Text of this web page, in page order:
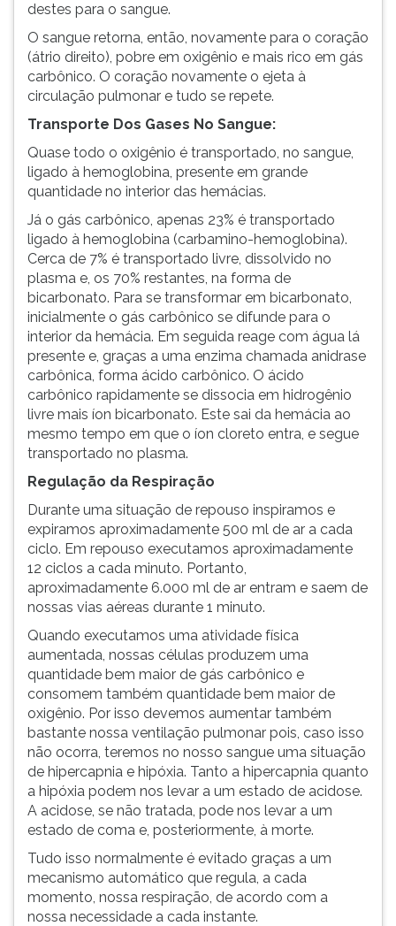
destes para o sangue.
O sangue retorna, então, novamente para o coração
(átrio direito), pobre em oxigênio e mais rico em gás
carbônico. O coração novamente o ejeta à
circulação pulmonar e tudo se repete.
Transporte Dos Gases No Sangue:
Quase todo o oxigênio é transportado, no sangue,
ligado à hemoglobina, presente em grande
quantidade no interior das hemácias.
Já o gás carbônico, apenas 23% é transportado
ligado à hemoglobina (carbamino-hemoglobina).
Cerca de 7% é transportado livre, dissolvido no
plasma e, os 70% restantes, na forma de
bicarbonato. Para se transformar em bicarbonato,
inicialmente o gás carbônico se difunde para o
interior da hemácia. Em seguida reage com água lá
presente e, graças a uma enzima chamada anidrase
carbônica, forma ácido carbônico. O ácido
carbônico rapidamente se dissocia em hidrogênio
livre mais íon bicarbonato. Este sai da hemácia ao
mesmo tempo em que o íon cloreto entra, e segue
transportado no plasma.
Regulação da Respiração
Durante uma situação de repouso inspiramos e
expiramos aproximadamente 500 ml de ar a cada
ciclo. Em repouso executamos aproximadamente
12 ciclos a cada minuto. Portanto,
aproximadamente 6.000 ml de ar entram e saem de
nossas vias aéreas durante 1 minuto.
Quando executamos uma atividade física
aumentada, nossas células produzem uma
quantidade bem maior de gás carbônico e
consomem também quantidade bem maior de
oxigênio. Por isso devemos aumentar também
bastante nossa ventilação pulmonar pois, caso isso
não ocorra, teremos no nosso sangue uma situação
de hipercapnia e hipóxia. Tanto a hipercapnia quanto
a hipóxia podem nos levar a um estado de acidose.
A acidose, se não tratada, pode nos levar a um
estado de coma e, posteriormente, à morte.
Tudo isso normalmente é evitado graças a um
mecanismo automático que regula, a cada
momento, nossa respiração, de acordo com a
nossa necessidade a cada instante.